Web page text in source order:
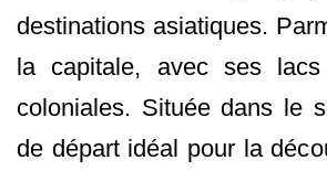
destinations asiatiques.
la capitale, avec ses lacs
coloniales. Située dans le
de départ idéal pour la